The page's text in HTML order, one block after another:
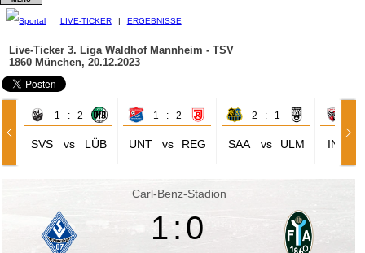
LIVE-TICKER | ERGEBNISSE
Live-Ticker 3. Liga Waldhof Mannheim - TSV
1860 München, 20.12.2023
1 : 2
SVS vs LÜB
1 : 2
UNT vs REG
2 : 1
SAA vs ULM ING
Carl-Benz-Stadion
1:0